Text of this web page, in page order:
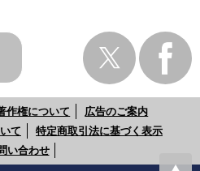
作権について
広告のご案内
て
特定商取引法に基づく表示
い合わせ